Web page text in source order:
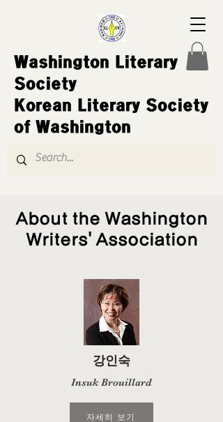
Washington Literary
Society
Korean Literary Society
of Washington
About the Washington
Writers' Association
강인숙
Insuk Brouillard
자세히 보기